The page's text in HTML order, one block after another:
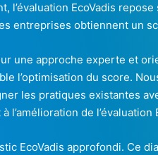
l’évaluation EcoVadis
entreprises obtiennent un
une approche experte et
l’optimisation du score.
les pratiques existantes
de l’évaluation
EcoVadis approfondi. Ce